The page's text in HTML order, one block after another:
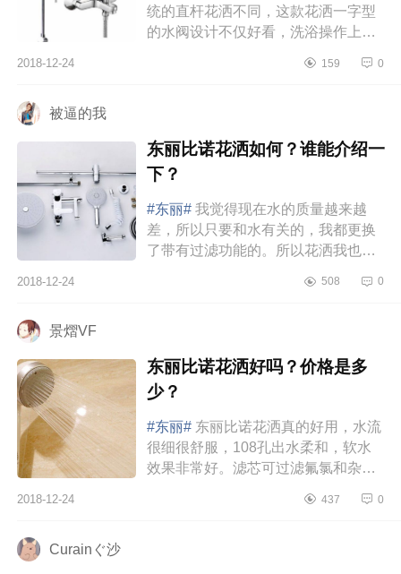
统的直杆花洒不同，这款花洒一字型
的水阀设计不仅好看，洗浴操作上也
阀龙头掂在手里就感觉比以前的...
2018-12-24 159 0
被逼的我
东丽比诺花洒如何？谁能介绍一
下？
#东丽# 我觉得现在水的质量越来越
差，所以只要和水有关的，我都更换
了带有过滤功能的。所以花洒我也买
说实话对女性还挺有必要，有时候...
2018-12-24 508 0
景熠VF
东丽比诺花洒好吗？价格是多
少？
#东丽# 东丽比诺花洒真的好用，水流
很细很舒服，108孔出水柔和，软水
效果非常好。滤芯可过滤氟氯和杂
氯余氟，对皮肤和头发多少有损伤
2018-12-24 437 0
Curainぐ沙